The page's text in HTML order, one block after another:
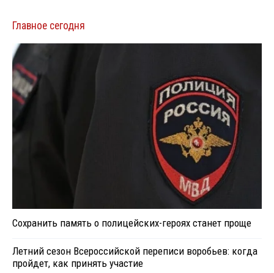
Главное сегодня
Сохранить память о полицейских-героях станет проще
Летний сезон Всероссийской переписи воробьев: когда
пройдет, как принять участие